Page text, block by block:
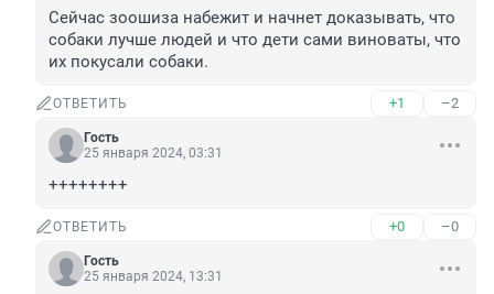
Сейчас зоошиза набежит и начнет доказывать, что
собаки лучше людей и что дети сами виноваты, что
их покусали собаки.
ОТВЕТИТЬ +1 –2
Гость
25 января 2024, 03:31
++++++++
ОТВЕТИТЬ +0 –0
Гость
25 января 2024, 13:31